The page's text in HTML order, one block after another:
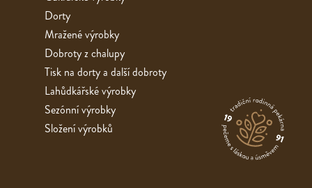
Dorty
Mražené výrobky
Dobroty z chalupy
Tisk na dorty a další dobroty
Lahůdkářské výrobky
Sezónní výrobky
Složení výrobků